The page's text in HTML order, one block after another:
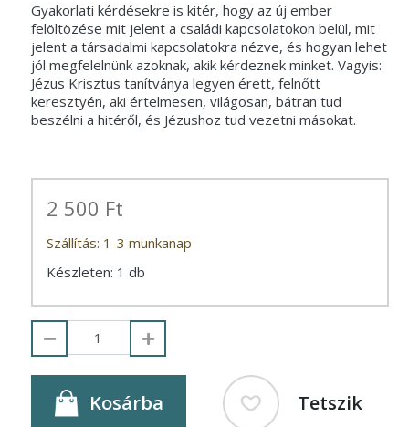
Gyakorlati kérdésekre is kitér, hogy az új ember
felöltözése mit jelent a családi kapcsolatokon belül, mit
jelent a társadalmi kapcsolatokra nézve, és hogyan lehet
jól megfelelnünk azoknak, akik kérdeznek minket. Vagyis:
Jézus Krisztus tanítványa legyen érett, felnőtt
keresztyén, aki értelmesen, világosan, bátran tud
beszélni a hitéről, és Jézushoz tud vezetni másokat.
2 500 Ft
Szállítás: 1-3 munkanap
Készleten: 1 db
Kosárba Tetszik